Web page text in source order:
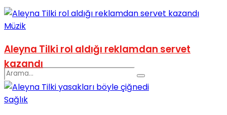
Müzik
Aleyna Tilki rol aldığı reklamdan servet
kazandı
Sağlık